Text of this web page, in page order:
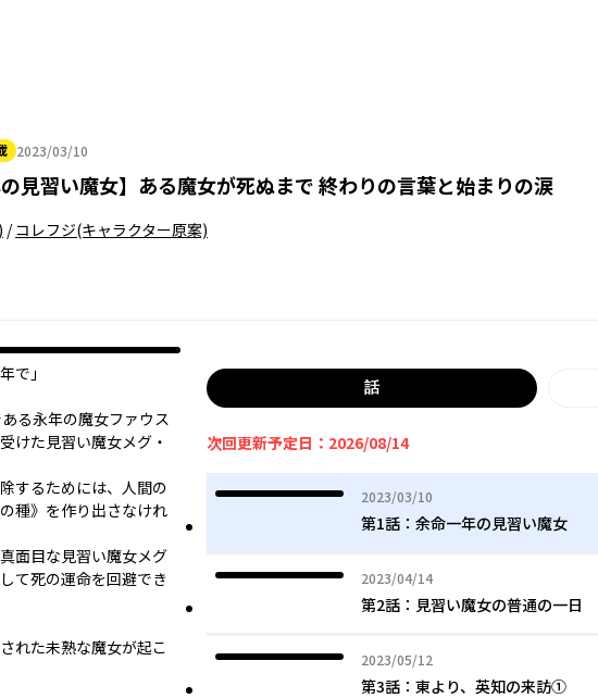
2023/03/10
見習い魔女】 ある魔女が死ぬまで 終わりの言葉と始まりの涙
/コレフジ(キャラクター原案)
で」
る永年の魔女ファウス
けた見習い魔女メグ・
するためには、人間の
種》を作り出さなけれ
面目な見習い魔女メグ
て死の運命を回避でき
れた未熟な魔女が起こ
話
次回更新予定日：2026/08/14
2023/03/10
2023年03月10日
第1話：余命一年の見習い魔女
2023/04/14
2023年04月14日
第2話：見習い魔女の普通の一日
2023/05/12
2023年05月12日
第3話：東より、英知の来訪①